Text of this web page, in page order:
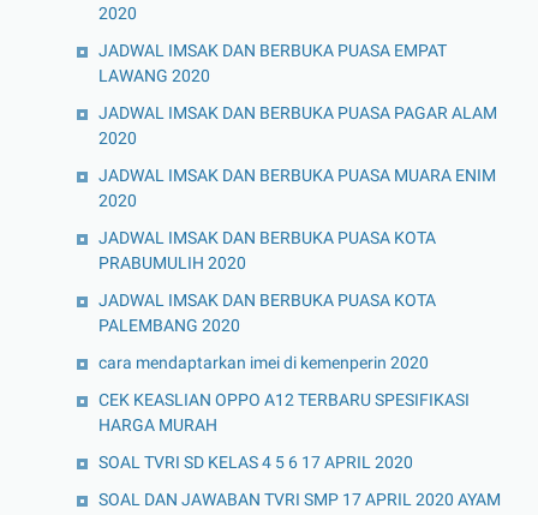
2020
JADWAL IMSAK DAN BERBUKA PUASA EMPAT
LAWANG 2020
JADWAL IMSAK DAN BERBUKA PUASA PAGAR ALAM
2020
JADWAL IMSAK DAN BERBUKA PUASA MUARA ENIM
2020
JADWAL IMSAK DAN BERBUKA PUASA KOTA
PRABUMULIH 2020
JADWAL IMSAK DAN BERBUKA PUASA KOTA
PALEMBANG 2020
cara mendaptarkan imei di kemenperin 2020
CEK KEASLIAN OPPO A12 TERBARU SPESIFIKASI
HARGA MURAH
SOAL TVRI SD KELAS 4 5 6 17 APRIL 2020
SOAL DAN JAWABAN TVRI SMP 17 APRIL 2020 AYAM